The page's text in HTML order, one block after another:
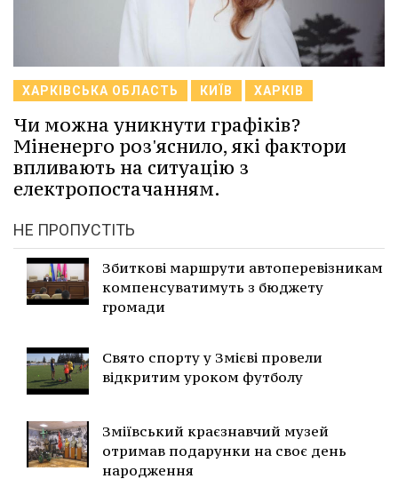
ХАРКІВСЬКА ОБЛАСТЬ КИЇВ ХАРКІВ
Чи можна уникнути графіків?
Міненерго роз'яснило, які фактори
впливають на ситуацію з
електропостачанням.
НЕ ПРОПУСТІТЬ
Збиткові маршрути автоперевізникам
компенсуватимуть з бюджету
громади
Свято спорту у Змієві провели
відкритим уроком футболу
Зміївський краєзнавчий музей
отримав подарунки на своє день
народження